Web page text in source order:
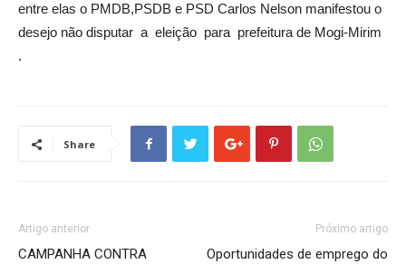
entre elas o PMDB,PSDB e PSD Carlos Nelson manifestou o
desejo não disputar a eleição para prefeitura de Mogi-Mirim
.
Share
Artigo anterior
CAMPANHA CONTRA
Próximo artigo
Oportunidades de emprego do